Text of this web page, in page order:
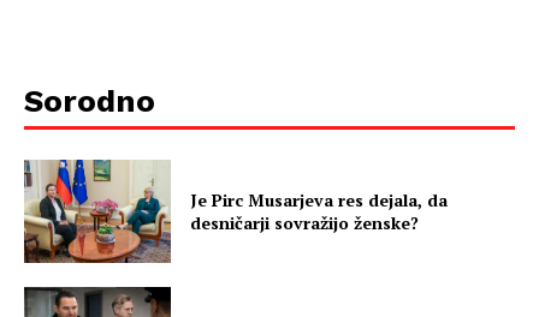
Sorodno
Je Pirc Musarjeva res dejala, da
desničarji sovražijo ženske?